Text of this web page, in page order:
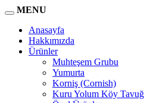
MENU
Anasayfa
Hakkımızda
Ürünler
Muhteşem Grubu
Yumurta
Korniş (Cornish)
Kuru Yolum Köy